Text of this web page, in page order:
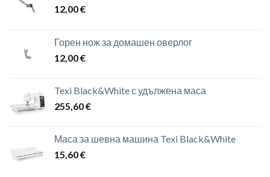
12,00€
Горен нож за домашен оверлог
12,00€
Texi Black&White с удължена маса
255,60€
Маса за шевна машина Texi Black&White
15,60€